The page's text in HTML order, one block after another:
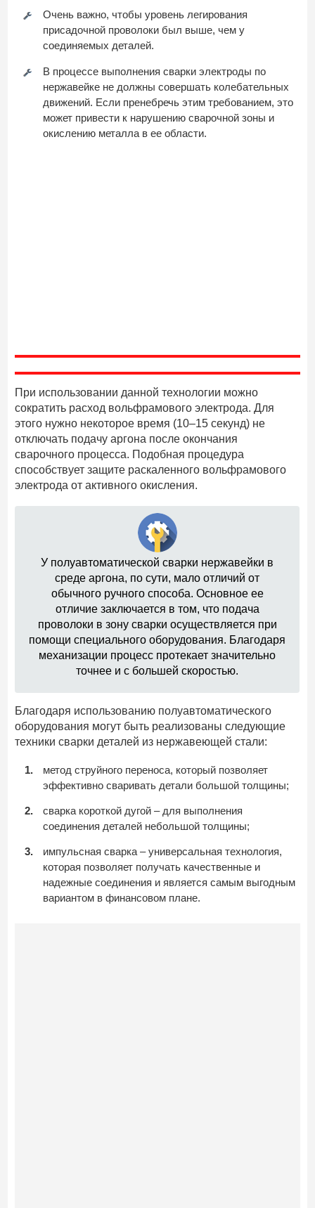
Очень важно, чтобы уровень легирования
присадочной проволоки был выше, чем у
соединяемых деталей.
В процессе выполнения сварки электроды по
нержавейке не должны совершать колебательных
движений. Если пренебречь этим требованием, это
может привести к нарушению сварочной зоны и
окислению металла в ее области.
При использовании данной технологии можно
сократить расход вольфрамового электрода. Для
этого нужно некоторое время (10–15 секунд) не
отключать подачу аргона после окончания
сварочного процесса. Подобная процедура
способствует защите раскаленного вольфрамового
электрода от активного окисления.
У полуавтоматической сварки нержавейки в
среде аргона, по сути, мало отличий от
обычного ручного способа. Основное ее
отличие заключается в том, что подача
проволоки в зону сварки осуществляется при
помощи специального оборудования. Благодаря
механизации процесс протекает значительно
точнее и с большей скоростью.
Благодаря использованию полуавтоматического
оборудования могут быть реализованы следующие
техники сварки деталей из нержавеющей стали:
метод струйного переноса, который позволяет
эффективно сваривать детали большой толщины;
сварка короткой дугой – для выполнения
соединения деталей небольшой толщины;
импульсная сварка – универсальная технология,
которая позволяет получать качественные и
надежные соединения и является самым выгодным
вариантом в финансовом плане.